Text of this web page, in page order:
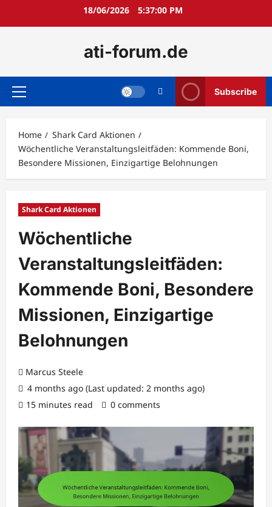
18/06/2026 5:37:01 PM
ati-forum.de
Primary
Subscribe
Home
Shark Card Aktionen
Wöchentliche Veranstaltungsleitfäden: Kommende Boni,
Besondere Missionen, Einzigartige Belohnungen
Shark Card Aktionen
Wöchentliche
Veranstaltungsleitfäden:
Kommende Boni, Besondere
Missionen, Einzigartige
Belohnungen
Marcus Steele
4 months ago (Last updated: 2 months ago)
15 minutes read
0 comments